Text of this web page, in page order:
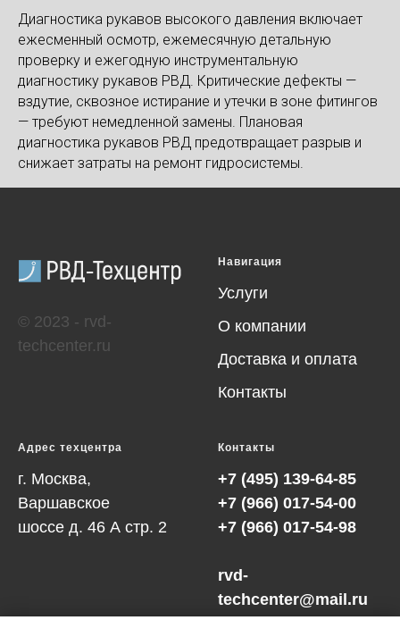
Диагностика рукавов высокого давления включает
ежесменный осмотр, ежемесячную детальную
проверку и ежегодную инструментальную
диагностику рукавов РВД. Критические дефекты —
вздутие, сквозное истирание и утечки в зоне фитингов
— требуют немедленной замены. Плановая
диагностика рукавов РВД предотвращает разрыв и
снижает затраты на ремонт гидросистемы.
© 2023 - rvd-
techcenter.ru
Навигация
Услуги
О компании
Доставка и оплата
Контакты
Адрес техцентра
г. Москва,
Варшавское
шоссе д. 46 А cтр. 2
Контакты
+7 (495) 139-64-85
+7 (966) 017-54-00
+7 (966) 017-54-98
rvd-
techcenter@mail.ru